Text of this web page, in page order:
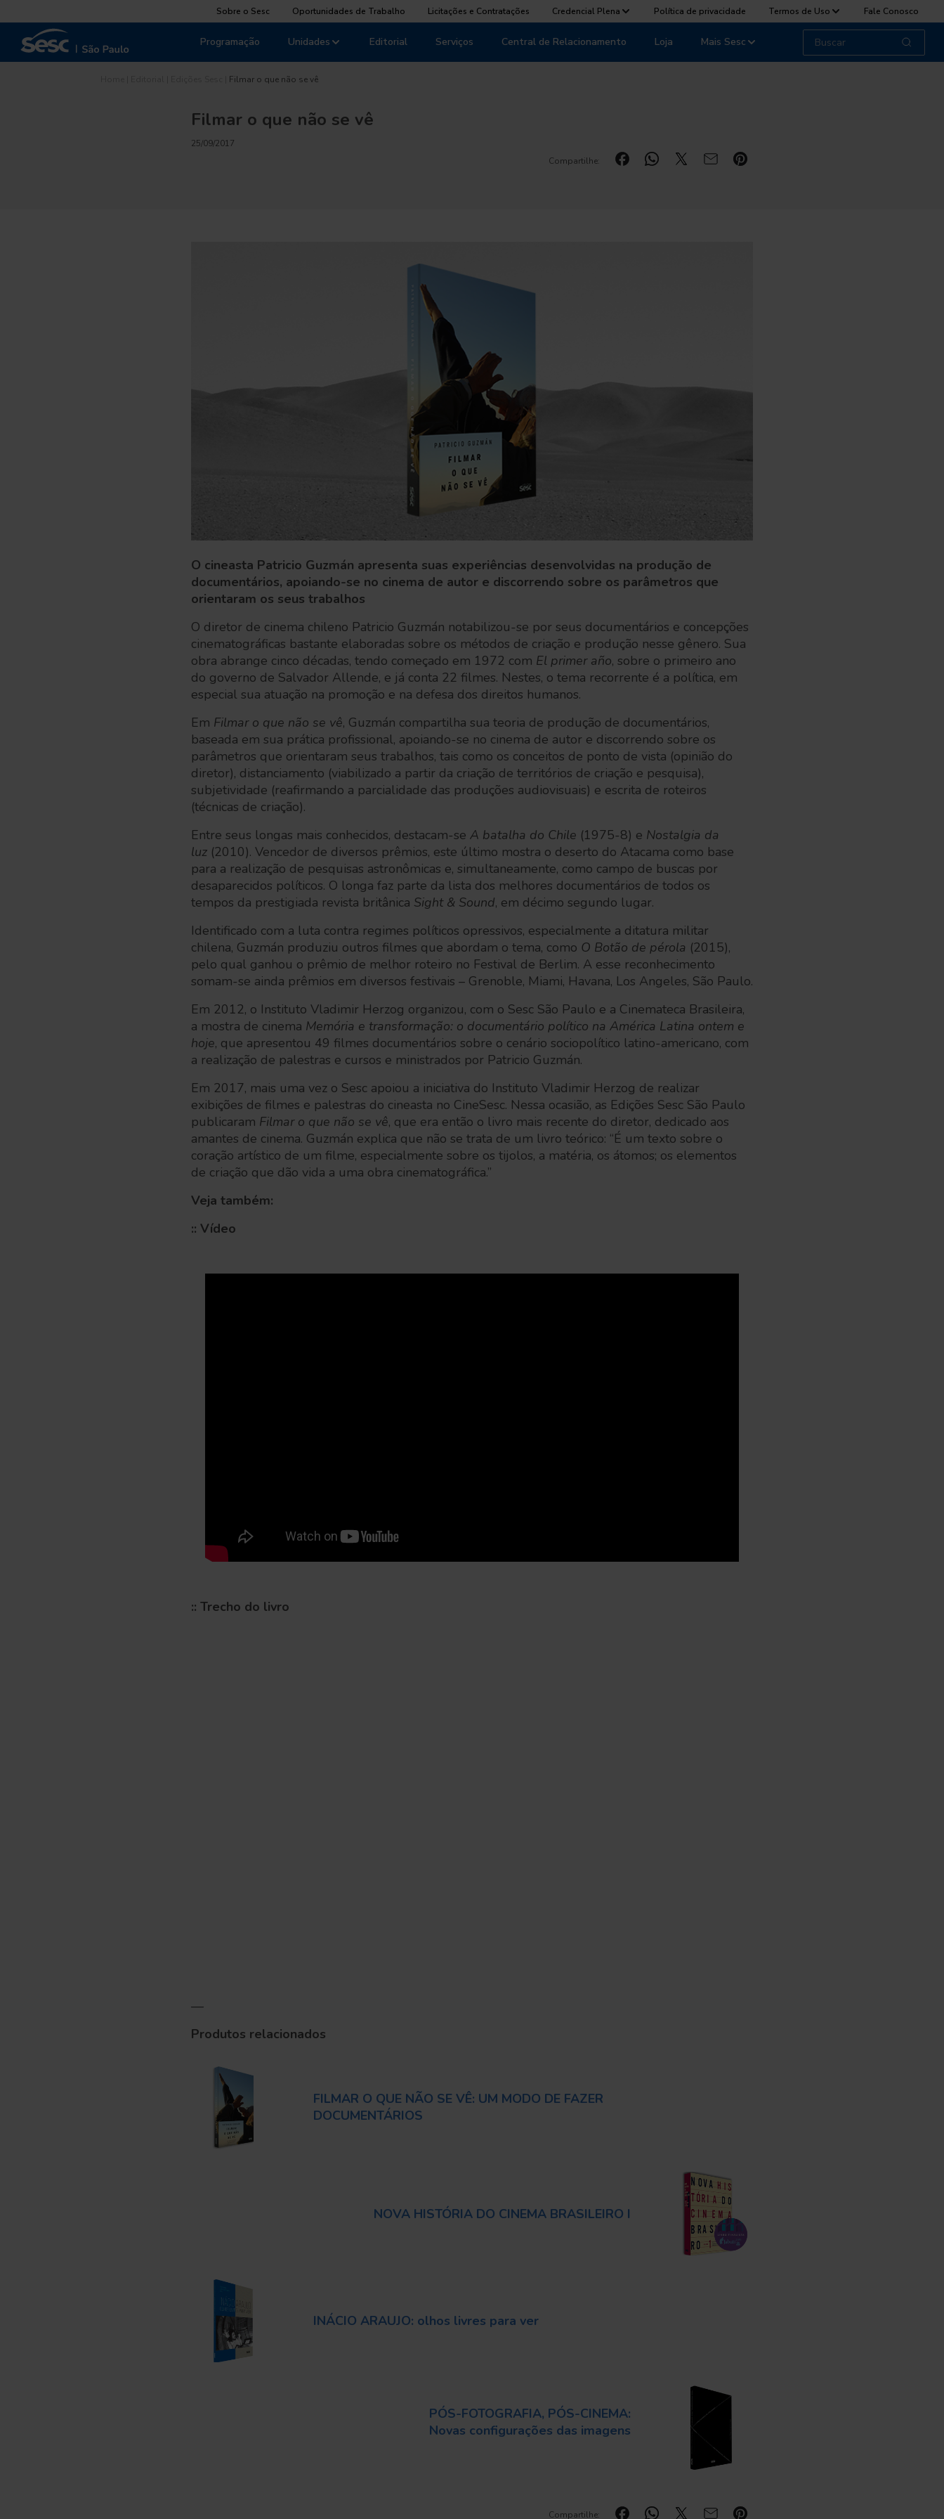
Sobre o Sesc Oportunidades de Trabalho Licitações e Contratações Credencial Plena Política de privacidade Termos de Uso Fale Conosco
Unidades
Programação Editorial Serviços Central de Relacionamento Loja Mais Sesc
Filmar o que não se vê
Filmar o que não se vê
25/09/2017
Compartilhe:
O cineasta Patricio Guzmán apresenta suas experiências desenvolvidas na produção de
documentários, apoiando-se no cinema de autor e discorrendo sobre os parâmetros que
orientaram os seus trabalhos
O diretor de cinema chileno Patricio Guzmán notabilizou-se por seus documentários e concepções
cinematográficas bastante elaboradas sobre os métodos de criação e produção nesse gênero. Sua
obra abrange cinco décadas, tendo começado em 1972 com El primer año, sobre o primeiro ano
do governo de Salvador Allende, e já conta 22 filmes. Nestes, o tema recorrente é a política, em
especial sua atuação na promoção e na defesa dos direitos humanos.
Em Filmar o que não se vê, Guzmán compartilha sua teoria de produção de documentários,
baseada em sua prática profissional, apoiando-se no cinema de autor e discorrendo sobre os
parâmetros que orientaram seus trabalhos, tais como os conceitos de ponto de vista (opinião do
diretor), distanciamento (viabilizado a partir da criação de territórios de criação e pesquisa),
subjetividade (reafirmando a parcialidade das produções audiovisuais) e escrita de roteiros
(técnicas de criação).
Entre seus longas mais conhecidos, destacam-se A batalha do Chile (1975-8) e Nostalgia da
luz (2010). Vencedor de diversos prêmios, este último mostra o deserto do Atacama como base
para a realização de pesquisas astronômicas e, simultaneamente, como campo de buscas por
desaparecidos políticos. O longa faz parte da lista dos melhores documentários de todos os
tempos da prestigiada revista britânica Sight & Sound, em décimo segundo lugar.
Identificado com a luta contra regimes políticos opressivos, especialmente a ditatura militar
chilena, Guzmán produziu outros filmes que abordam o tema, como O Botão de pérola (2015),
pelo qual ganhou o prêmio de melhor roteiro no Festival de Berlim. A esse reconhecimento
somam-se ainda prêmios em diversos festivais – Grenoble, Miami, Havana, Los Angeles, São Paulo.
Em 2012, o Instituto Vladimir Herzog organizou, com o Sesc São Paulo e a Cinemateca Brasileira,
a mostra de cinema Memória e transformação: o documentário político na América Latina ontem e
hoje, que apresentou 49 filmes documentários sobre o cenário sociopolítico latino-americano, com
a realização de palestras e cursos e ministrados por Patricio Guzmán.
Em 2017, mais uma vez o Sesc apoiou a iniciativa do Instituto Vladimir Herzog de realizar
exibições de filmes e palestras do cineasta no CineSesc. Nessa ocasião, as Edições Sesc São Paulo
publicaram Filmar o que não se vê, que era então o livro mais recente do diretor, dedicado aos
amantes de cinema. Guzmán explica que não se trata de um livro teórico: “É um texto sobre o
coração artístico de um filme, especialmente sobre os tijolos, a matéria, os átomos; os elementos
de criação que dão vida a uma obra cinematográfica.”
Veja também:
:: Vídeo
:: Trecho do livro
—
Produtos relacionados
FILMAR O QUE NÃO SE VÊ: UM MODO DE FAZER
DOCUMENTÁRIOS
NOVA HISTÓRIA DO CINEMA BRASILEIRO I
INÁCIO ARAUJO: olhos livres para ver
PÓS-FOTOGRAFIA, PÓS-CINEMA:
Novas configurações das imagens
Compartilhe: